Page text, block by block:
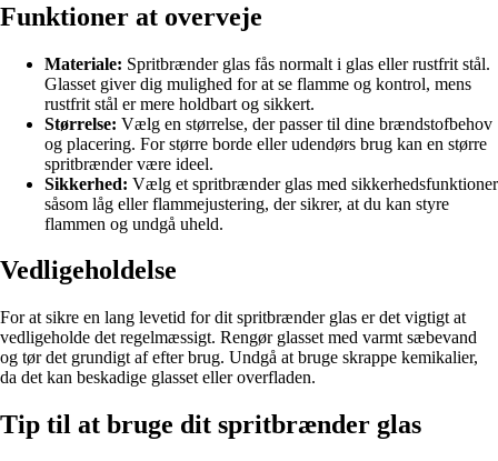
Funktioner at overveje
Materiale: Spritbrænder glas fås normalt i glas eller rustfrit stål.
Glasset giver dig mulighed for at se flamme og kontrol, mens
rustfrit stål er mere holdbart og sikkert.
Størrelse: Vælg en størrelse, der passer til dine brændstofbehov
og placering. For større borde eller udendørs brug kan en større
spritbrænder være ideel.
Sikkerhed: Vælg et spritbrænder glas med sikkerhedsfunktioner
såsom låg eller flammejustering, der sikrer, at du kan styre
flammen og undgå uheld.
Vedligeholdelse
For at sikre en lang levetid for dit spritbrænder glas er det vigtigt at
vedligeholde det regelmæssigt. Rengør glasset med varmt sæbevand
og tør det grundigt af efter brug. Undgå at bruge skrappe kemikalier,
da det kan beskadige glasset eller overfladen.
Tip til at bruge dit spritbrænder glas